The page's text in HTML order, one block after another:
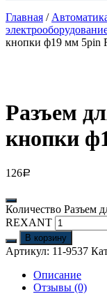
Главная /
кнопки ф19 мм 5pin
Разъем
кнопки
126Р
Количество Разъем
REXANT
В корзину
Артикул: 11-9537
Описание
Отзывы (0)